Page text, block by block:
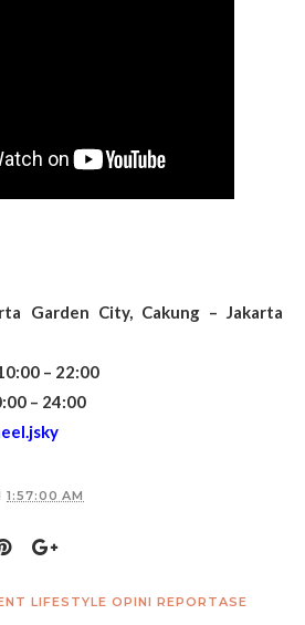
Garden City, Cakung – Jakarta
– 22:00
– 24:00
1:57:00 AM
LIFESTYLE OPINI REPORTASE